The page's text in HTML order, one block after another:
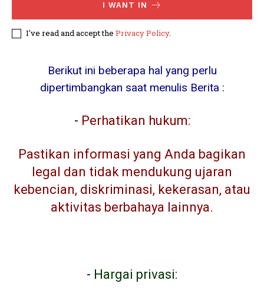
I WANT IN
I've read and accept the Privacy Policy.
Berikut ini beberapa hal yang perlu
dipertimbangkan saat menulis Berita :
- Perhatikan hukum:
Pastikan informasi yang Anda bagikan
legal dan tidak mendukung ujaran
kebencian, diskriminasi, kekerasan, atau
aktivitas berbahaya lainnya.
- Hargai privasi: